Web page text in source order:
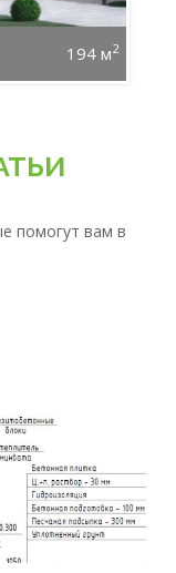
194 м2
помогут вам в